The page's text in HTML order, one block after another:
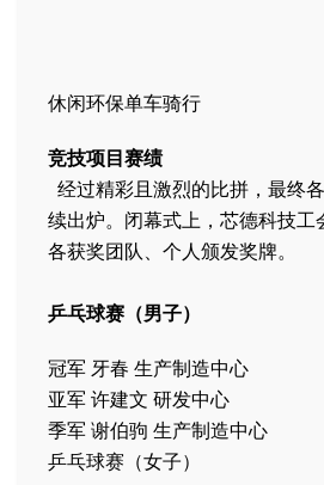
休闲环保单车骑行
竞技项目赛绩
经过精彩且激烈的比拼，最终
续出炉。闭幕式上，芯德科技工
各获奖团队、个人颁发奖牌。
乒乓球赛（男子）
冠军 牙春 生产制造中心
亚军 许建文 研发中心
季军 谢伯驹 生产制造中心
乒乓球赛（女子）